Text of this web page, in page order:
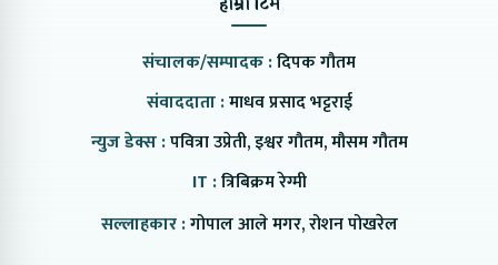
संचालक/सम्पादक :दिपक गौतम
संवाददाता :माधव प्रसाद भट्टराई
न्युज डेक्स :पवित्रा उप्रेती, इश्वर गौतम, मौसम गौतम
IT :त्रिबिक्रम रेग्मी
सल्लाहकार :गोपाल आले मगर, रोशन पोखरेल